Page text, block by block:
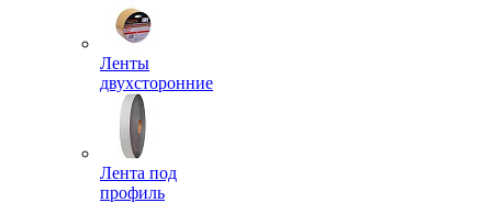
Ленты
двухсторонние
Лента под
профиль